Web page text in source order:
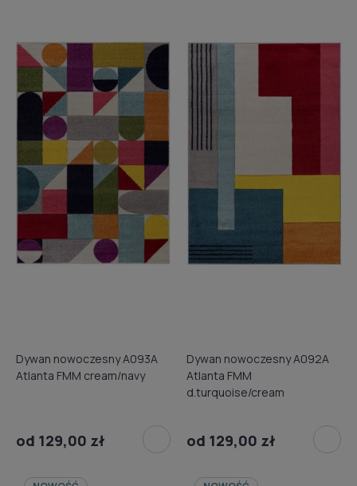
Dywan nowoczesny A093A
Atlanta FMM cream/navy
od 129,00 zł
Dywan nowoczesny A092A
Atlanta FMM
d.turquoise/cream
od 129,00 zł